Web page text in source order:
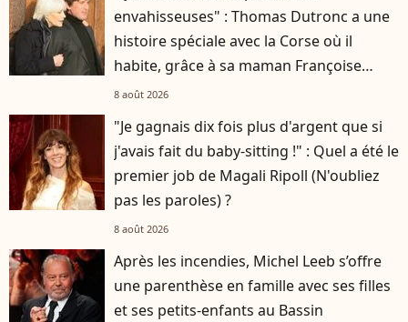
envahisseuses" : Thomas Dutronc a une
histoire spéciale avec la Corse où il
habite, grâce à sa maman Françoise
Hardy
8 août 2026
"Je gagnais dix fois plus d'argent que si
j'avais fait du baby-sitting !" : Quel a été le
premier job de Magali Ripoll (N'oubliez
pas les paroles) ?
8 août 2026
Après les incendies, Michel Leeb s’offre
une parenthèse en famille avec ses filles
et ses petits-enfants au Bassin